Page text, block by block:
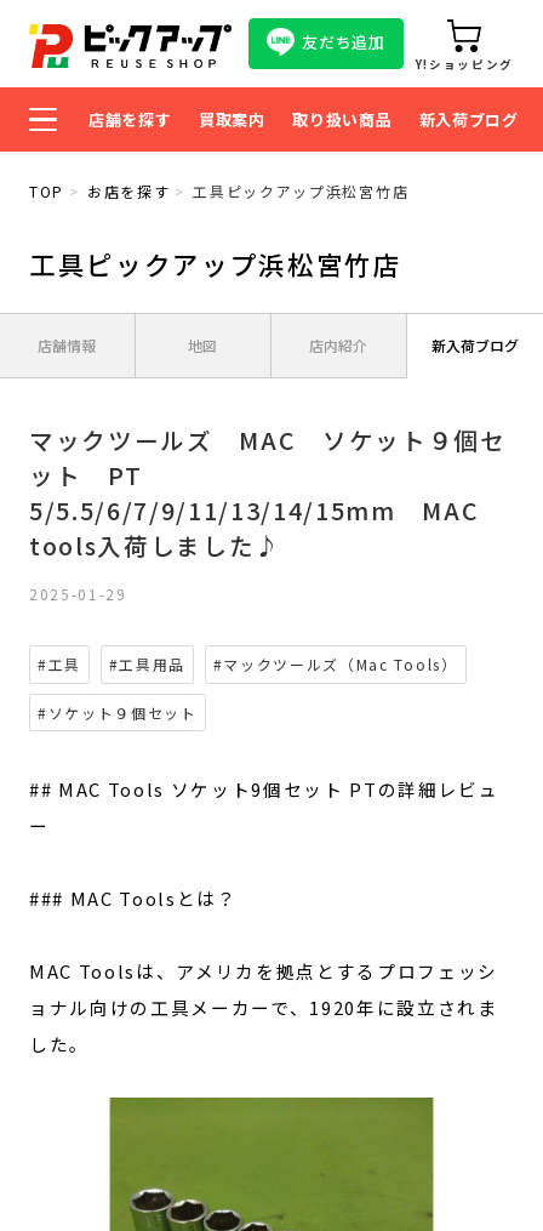
友だち追加
Y!ショッピング
店舗を探す 買取案内 取り扱い商品 新入荷ブログ
TOP お店を探す 工具ピックアップ浜松宮竹店
工具ピックアップ浜松宮竹店
店舗情報 地図 店内紹介 新入荷ブログ
マックツールズ MAC ソケット９個セ
ット PT
5/5.5/6/7/9/11/13/14/15mm MAC
tools入荷しました♪
2025-01-29
#工具 #工具用品 #マックツールズ（Mac Tools）
#ソケット９個セット
## MAC Tools ソケット9個セット PTの詳細レビュ
ー
### MAC Toolsとは？
MAC Toolsは、アメリカを拠点とするプロフェッシ
ョナル向けの工具メーカーで、1920年に設立されま
した。